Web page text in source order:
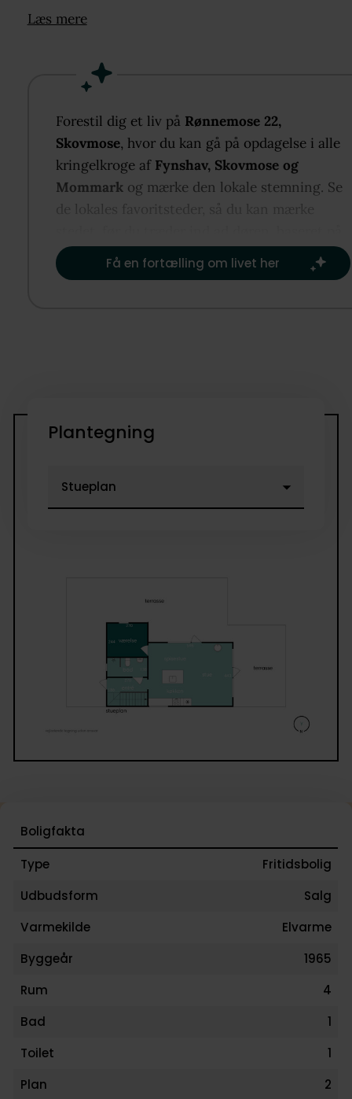
dagene kan gå med friske dukkerter, gåture langs
med skøn natur og afslappet atmosfære. Indenfor
badeværelse i moderne stil og en stor glasfacade på
førstesalen med flot udsigt til vandet og de grønne
omgivelser. Udenfor får du en privat, lukket grund
tæt beplantning, flere hyggelige kroge og god
leg og lange sommeraftener på terrassen mod syd
Læs mere
Forestil dig et liv på Rønnemose 22,
Skovmose, hvor du kan gå på opdagelse i alle
kringelkroge af Fynshav, Skovmose og
Mommark og mærke den lokale stemning. Se
de lokales favoritsteder, så du kan mærke
det, der er vigtigst for dig.​
Få en fortælling om livet her
Plantegning
Boligfakta
Type
Fritidsbolig
Udbudsform
Salg
Varmekilde
Elvarme
Byggeår
1965
Rum
4
Bad
1
Toilet
1
Plan
2